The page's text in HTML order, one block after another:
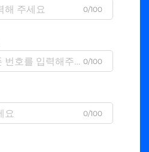
0/100
0/100
0/100